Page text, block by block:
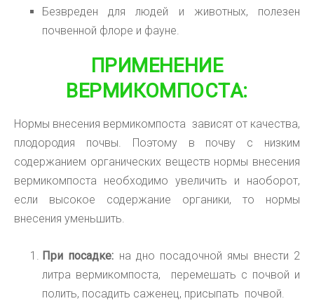
Безвреден для людей и животных, полезен
почвенной флоре и фауне.
ПРИМЕНЕНИЕ
ВЕРМИКОМПОСТА:
Нормы внесения вермикомпоста зависят от качества,
плодородия почвы. Поэтому в почву с низким
содержанием органических веществ нормы внесения
вермикомпоста необходимо увеличить и наоборот,
если высокое содержание органики, то нормы
внесения уменьшить.
При посадке: на дно посадочной ямы внести 2
литра вермикомпоста, перемешать с почвой и
полить, посадить саженец, присыпать почвой.